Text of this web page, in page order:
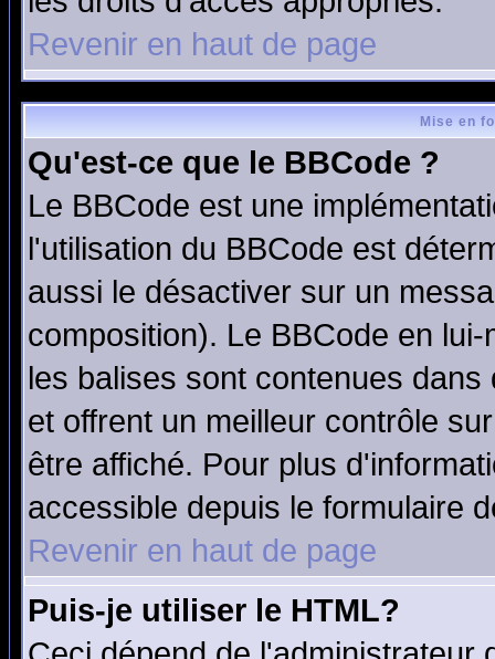
Revenir en haut de page
Mise en
Qu'est-ce que le BBCode ?
Le BBCode est une
l'utilisation du BBCode est
aussi le désactiver sur un
composition). Le BBCode en
les balises sont contenues
et offrent un meilleur contrôle
être affiché. Pour plus
accessible depuis le formulaire
Revenir en haut de page
Puis-je utiliser le HTML?